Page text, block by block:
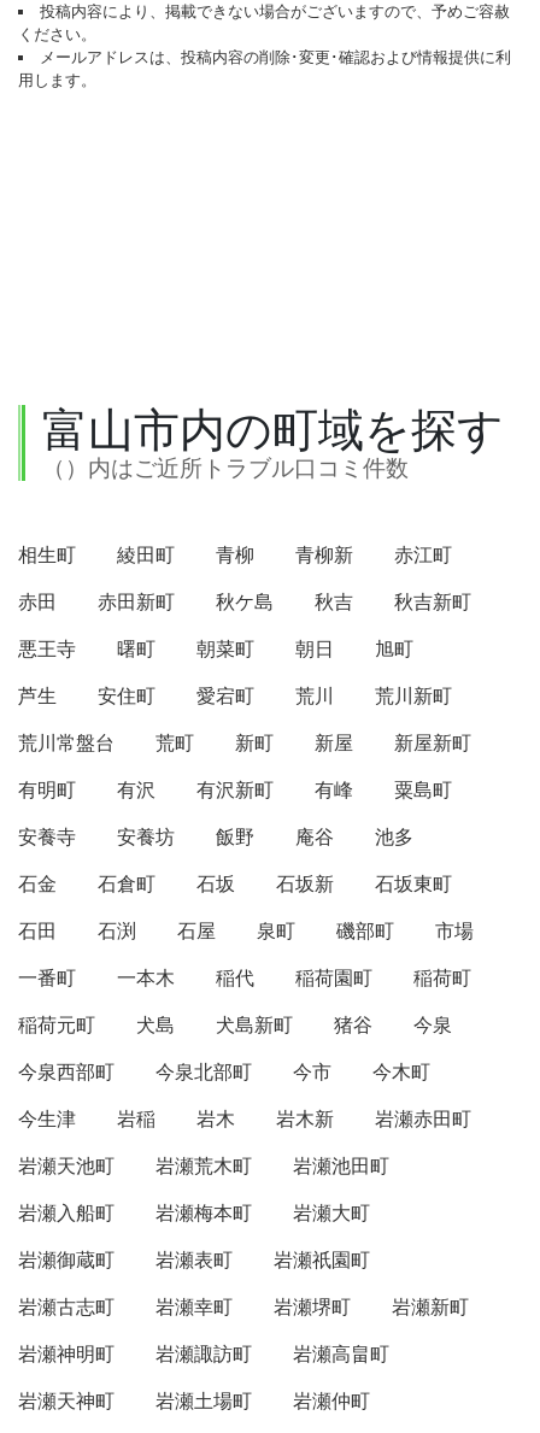
投稿内容により、掲載できない場合がございますので、予めご容赦
ください。
メールアドレスは、投稿内容の削除･変更･確認および情報提供に利
用します。
富山市内の町域を探す
（）内はご近所トラブル口コミ件数
相生町 綾田町 青柳 青柳新
赤江町
赤田
赤田新町 秋ケ島 秋吉
秋吉新町
悪王寺
曙町 朝菜町 朝日
旭町
芦生
安住町 愛宕町 荒川
荒川新町
荒川常盤台
荒町 新町 新屋
新屋新町
有明町
有沢 有沢新町 有峰
粟島町
安養寺
安養坊 飯野 庵谷
池多
石金
石倉町 石坂 石坂新
石坂東町
石田
石渕 石屋 泉町 磯部町
市場
一番町
一本木 稲代 稲荷園町
稲荷町
稲荷元町
犬島 犬島新町 猪谷
今泉
今泉西部町
今泉北部町 今市
今木町
今生津
岩稲 岩木 岩木新
岩瀬赤田町
岩瀬天池町
岩瀬荒木町
岩瀬池田町
岩瀬入船町
岩瀬梅本町
岩瀬大町
岩瀬御蔵町
岩瀬表町
岩瀬祇園町
岩瀬古志町
岩瀬幸町 岩瀬堺町
岩瀬新町
岩瀬神明町
岩瀬諏訪町
岩瀬高畠町
岩瀬天神町
岩瀬土場町
岩瀬仲町